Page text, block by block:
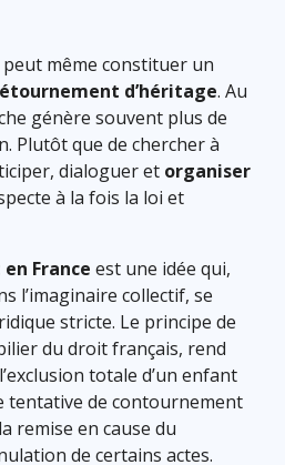
peut même constituer un
d’héritage. Au
génère souvent plus de
Plutôt que de chercher à
dialoguer et organiser
à la fois la loi et
France est une idée qui,
l’imaginaire collectif, se
stricte. Le principe de
du droit français, rend
totale d’un enfant
tentative de contournement
remise en cause du
de certains actes.